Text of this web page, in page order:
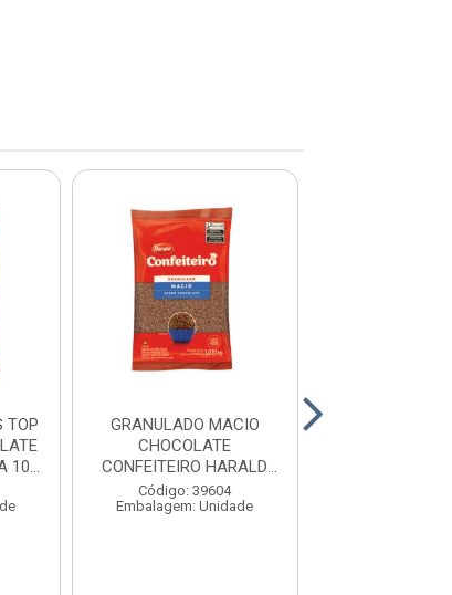
TOP
10...
GRANULADO MACIO
CHOCOLATE
CONFEITEIRO HARALD
1,01KG CAIXA 10...
Código: 39604
Embalagem: Unidade